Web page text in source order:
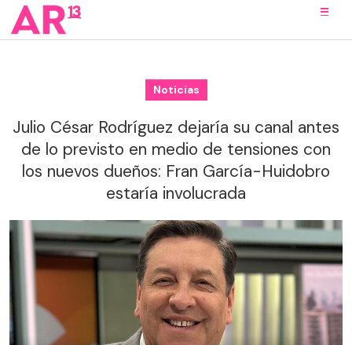
Noticias
Julio César Rodríguez dejaría su canal antes
de lo previsto en medio de tensiones con
los nuevos dueños: Fran García-Huidobro
estaría involucrada